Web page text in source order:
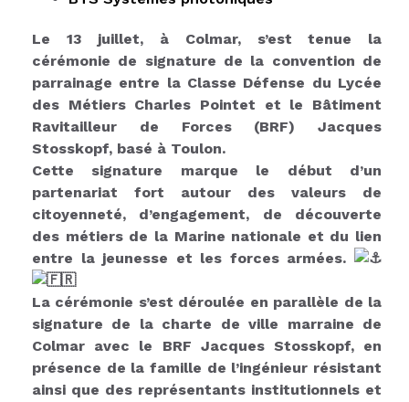
Le 13 juillet, à Colmar, s’est tenue la
cérémonie de signature de la convention de
parrainage entre la Classe Défense du Lycée
des Métiers Charles Pointet et le Bâtiment
Ravitailleur de Forces (BRF) Jacques
Stosskopf, basé à Toulon.
Cette signature marque le début d’un
partenariat fort autour des valeurs de
citoyenneté, d’engagement, de découverte
des métiers de la Marine nationale et du lien
entre la jeunesse et les forces armées.
La cérémonie s’est déroulée en parallèle de la
signature de la charte de ville marraine de
Colmar avec le BRF Jacques Stosskopf, en
présence de la famille de l’ingénieur résistant
ainsi que des représentants institutionnels et